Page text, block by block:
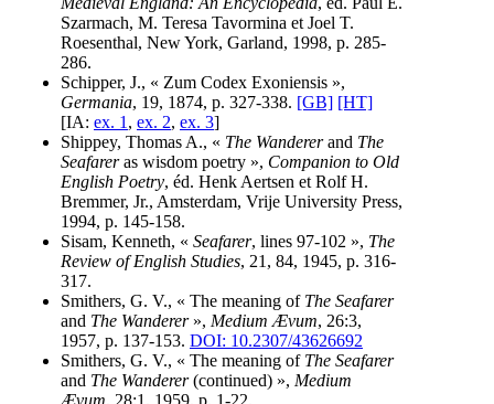
Szarmach, M. Teresa Tavormina et Joel T.
Roesenthal, New York, Garland, 1998, p. 285-
286.
Schipper, J., « Zum Codex Exoniensis »,
Germania, 19, 1874, p. 327-338. [GB] [HT]
[IA: ex. 1 , ex. 2, ex. 3]
Shippey, Thomas A., « The Wandererand The
Seafareras wisdom poetry », Companion to Old
English Poetry, éd. Henk Aertsen et Rolf H.
Bremmer, Jr., Amsterdam, Vrije University Press,
1994, p. 145-158.
Sisam, Kenneth, « Seafarer, lines 97-102 », The
Review of English Studies, 21, 84, 1945, p. 316-
317.
Smithers, G. V., « The meaning of The Seafarer
and The Wanderer», Medium Ævum, 26:3,
1957, p. 137-153. DOI: 10.2307/43626692
Smithers, G. V., « The meaning of The Seafarer
and The Wanderer(continued) », Medium
Ævum, 28:1, 1959, p. 1-22.